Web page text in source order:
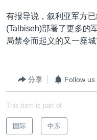
关注西藏
关注新疆
有报导说，叙利亚军方
(Talbiseh)部署了更多的
局禁令而起义的又一座城
分享 Follow us
This item is part of
国际 中东